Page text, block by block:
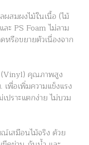
ผสมผงไม้ในเนื้อ (ไม้
ละ PS Foam ไม่ลาม
รือขยายตัวเนื่องจาก
(Vinyl) คุณภาพสูง
พื่อเพิ่มความแข็งแรง
ราะแตกง่าย ไม่บวม
เสมือนไม้จริง ด้วย